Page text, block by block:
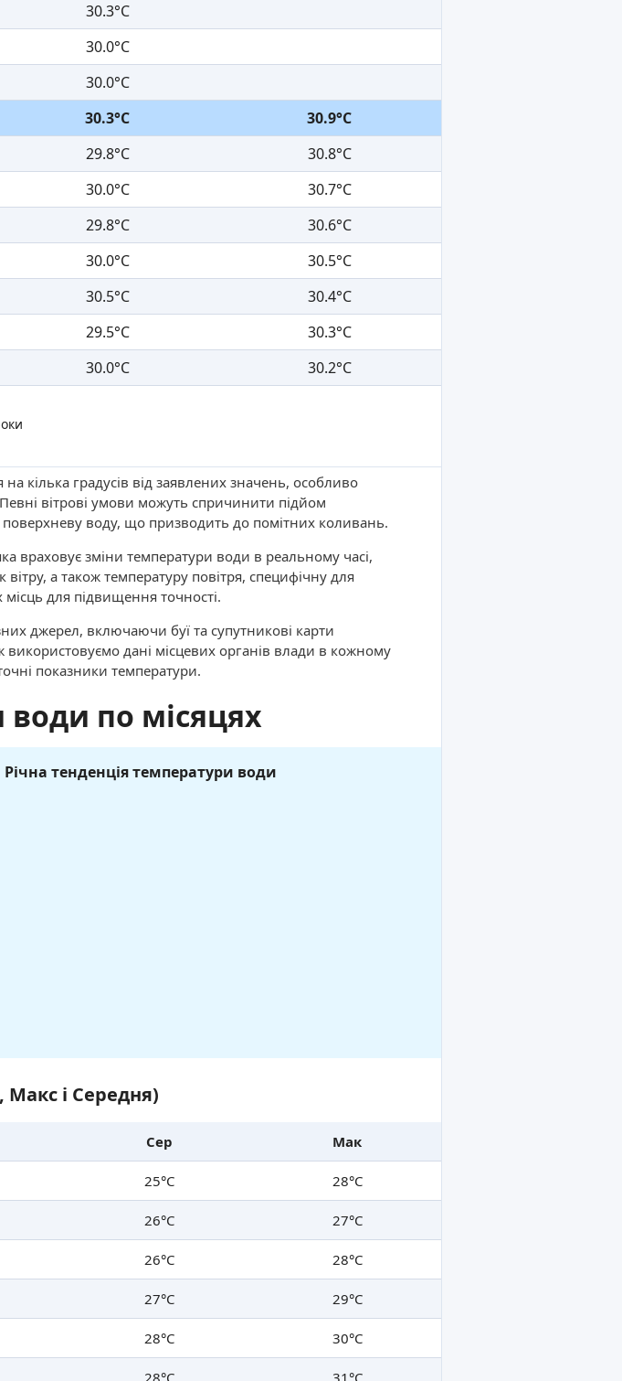
30.3°C
30.0°C
30.0°C
30.3°C
30.9°C
29.8°C
30.8°C
30.0°C
30.7°C
29.8°C
30.6°C
30.0°C
30.5°C
30.5°C
30.4°C
29.5°C
30.3°C
30.0°C 30.2°C
кілька градусів від заявлених значень, особливо
вітрові умови можуть спричинити підйом
воду, що призводить до помітних коливань.
враховує зміни температури води в реальному часі,
а також температуру повітря, специфічну для
для підвищення точності.
джерел, включаючи буї та супутникові карти
використовуємо дані місцевих органів влади в кожному
показники температури.
по місяцях
Річна тенденція температури води
і Середня)
Сер Мак
25°C 28°C
26°C 27°C
26°C 28°C
27°C 29°C
28°C 30°C